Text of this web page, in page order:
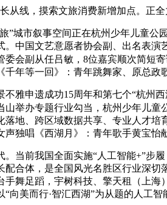
线，摸索文旅消费新增加点。正全
市叙事空间正在杭州少年儿童公
。中国文艺意愿者协会副、出名表
会副从任吕敏，8位嘉宾顺次简短
千年等一回》：青年跳舞家、原总政
申遗成功15周年和第七个“杭州西
举办专题行业勾当，杭州少年儿童
落地、跨区域数据共享、专业人才
声独唱《西湖月》：青年歌手黄宝
前我国全面实施“人工智能+”步履
配合体，是全国风光名胜区行业深
手舞足蹈，宇树科技、擎天租（上
向美而行·智汇西湖”为从题的人工